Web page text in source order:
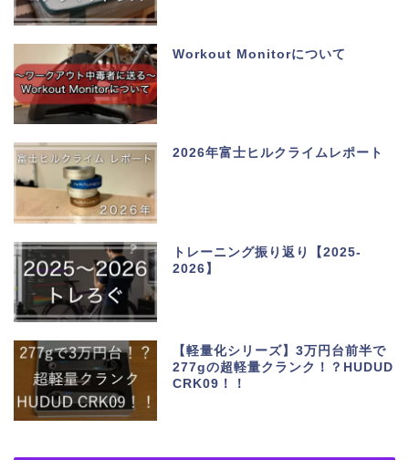
Workout Monitorについて
2026年富士ヒルクライムレポート
トレーニング振り返り【2025-
2026】
【軽量化シリーズ】3万円台前半で
277gの超軽量クランク！？HUDUD
CRK09！！